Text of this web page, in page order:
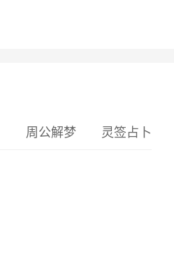
周公解梦 灵签占卜